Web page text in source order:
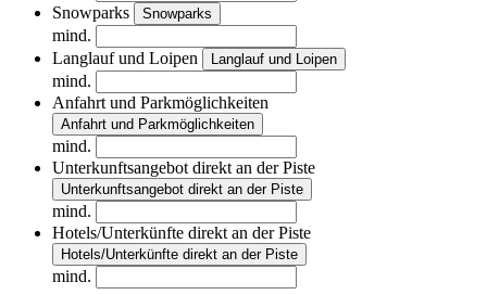
Snowparks
Snowparks
mind.
Langlauf und Loipen
Langlauf und Loipen
mind.
Anfahrt und Parkmöglichkeiten
Anfahrt und Parkmöglichkeiten
mind.
Unterkunftsangebot direkt an der Piste
Unterkunftsangebot direkt an der Piste
mind.
Hotels/Unterkünfte direkt an der Piste
Hotels/Unterkünfte direkt an der Piste
mind.